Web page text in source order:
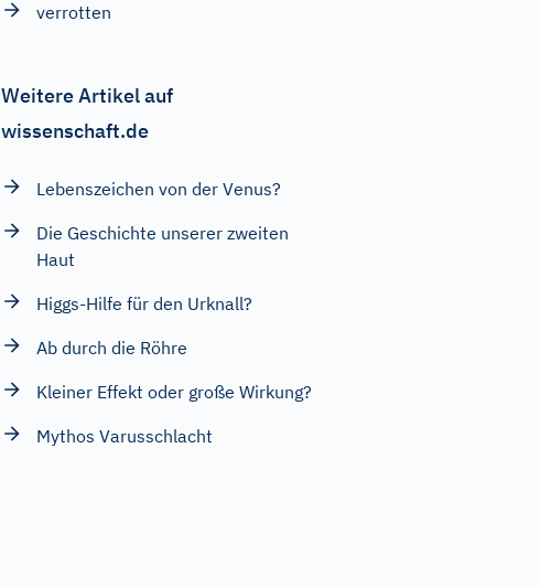
verrotten
Weitere Artikel auf
wissenschaft.de
Lebenszeichen von der Venus?
Die Geschichte unserer zweiten
Haut
Higgs-Hilfe für den Urknall?
Ab durch die Röhre
Kleiner Effekt oder große Wirkung?
Mythos Varusschlacht